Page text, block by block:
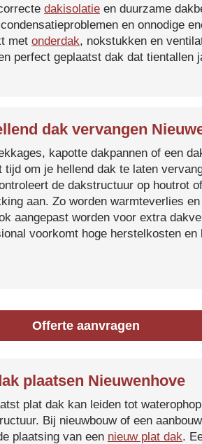
dakisolatie en duurzame
en onnodige
met onderdak, nokstukken en
perfect geplaatst dak dat tientallen
dak vervangen
kapotte dakpannen of een
tijd om je hellend dak te laten
de dakstructuur op houtrot
aan. Zo worden warmteverlies
aangepast worden voor extra
voorkomt hoge herstelkosten
Offerte aanvragen
plaatsen Nieuwenhove
plat dak kan leiden tot
Bij nieuwbouw of een
plaatsing van een nieuw plat dak.